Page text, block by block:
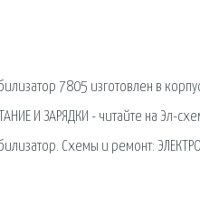
7805 изготовлен в
И ЗАРЯДКИ - читайте на Эл-
Схемы и ремонт: